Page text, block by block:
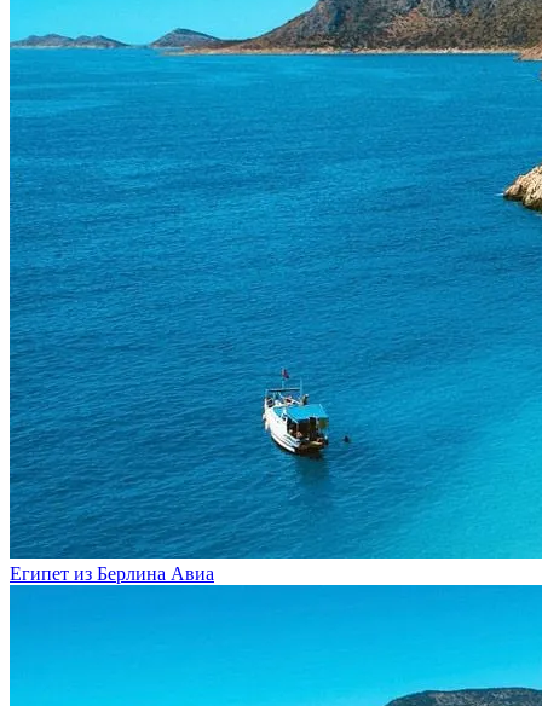
Египет из Берлина Авиа